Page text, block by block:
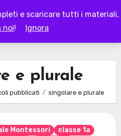
e scaricare tutti i materiali,
noi! Ignora
e plurale
pubblicati singolare e plurale
Montessori
classe 1a